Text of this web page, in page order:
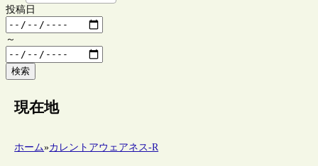
投稿日
～
検索
現在地
ホーム»カレントアウェアネス-R